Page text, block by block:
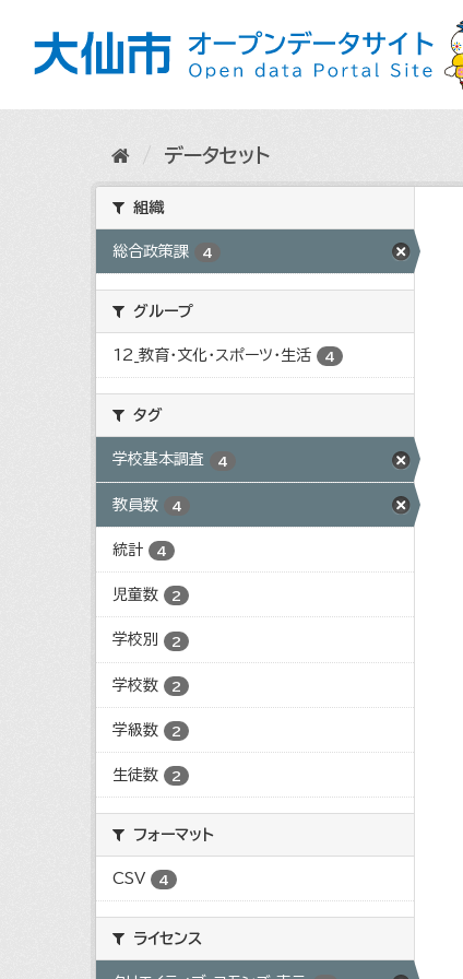
データセット
組織
総合政策課 4
グループ
12_教育・文化・スポーツ・生活 4
タグ
学校基本調査 4
教員数 4
統計 4
児童数 2
学校別 2
学校数 2
学級数 2
生徒数 2
フォーマット
CSV 4
ライセンス